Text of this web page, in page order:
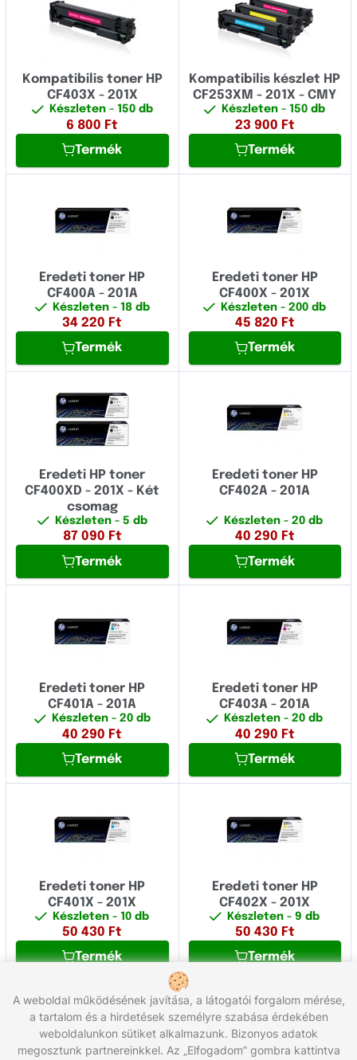
Kompatibilis toner HP
CF403X - 201X
Készleten - 150 db
6 800 Ft
Termék
Kompatibilis készlet HP
CF253XM - 201X - CMY
Készleten- 150 db
23 900 Ft
Termék
Eredeti toner HP
CF400A - 201A
Készleten - 18 db
34 220 Ft
Termék
Eredeti toner HP
CF400X - 201X
Készleten- 200 db
45 820 Ft
Termék
Eredeti HP toner
CF400XD - 201X - Két
csomag
Készleten - 5 db
87 090 Ft
Termék
Eredeti toner HP
CF402A - 201A
Készleten- 20 db
40 290 Ft
Termék
Eredeti toner HP
CF401A - 201A
Készleten - 20 db
40 290 Ft
Termék
Eredeti toner HP
CF403A - 201A
Készleten- 20 db
40 290 Ft
Termék
Eredeti toner HP
CF401X - 201X
Készleten- 10 db
50 430 Ft
Termék
Eredeti toner HP
CF402X - 201X
Készleten- 9 db
50 430 Ft
Termék
Összesen 30 termék
1 2
A weboldal működésének javítása, a látogatói forgalom mérése,
a tartalom és a hirdetések személyre szabása érdekében
weboldalunkon sütiket alkalmazunk. Bizonyos adatok
megosztunk partnereinkkel. Az „Elfogadom” gombra kattintva